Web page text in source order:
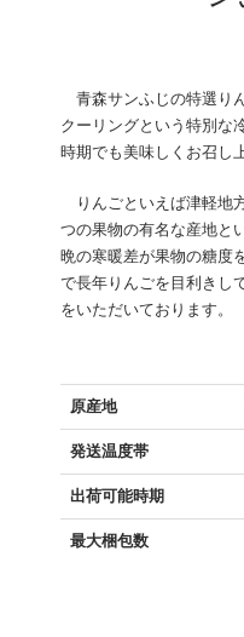
青森サンふじの特選り
クーリングという特別な
時期でも美味しくお召し
りんごといえば津軽地
つの果物の有名な産地と
晩の寒暖差が果物の糖度
で長年りんごを目利きし
をいただいております。
原産地
発送温度帯
出荷可能時期
最大梱包数